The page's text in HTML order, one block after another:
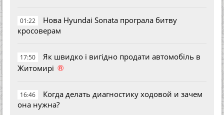
01:22
Нова Hyundai Sonata програла битву
кросоверам
17:50
Як швидко і вигідно продати автомобіль в
Житомирі ®
16:46
Когда делать диагностику ходовой и зачем
она нужна?